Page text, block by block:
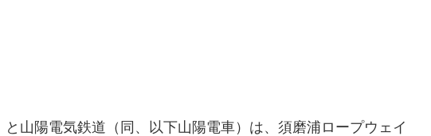
山陽電気鉄道（同、以下山陽電車）は、須磨浦ロープウェイ